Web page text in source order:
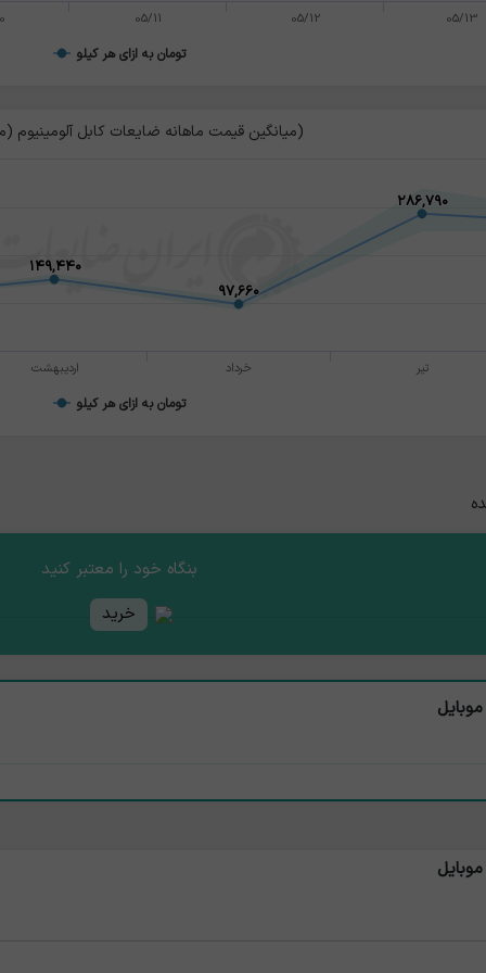
تومان به ازای هر کیلو
05/11 05/12 05/13
میانگین قیمت ماهانه ضایعات کابل آلومینیوم (مغز فولادی)
۱۴۹,۴۴۰
۱۴۹,۴۴۰
۹۷,۶۶۰
۹۷,۶۶۰
۲۸۶,۷۹۰
۲۸۶,۷۹۰
تومان به ازای هر کیلو
اردیبهشت خرداد تیر
بنگاه خود را معتبر کنید
خرید